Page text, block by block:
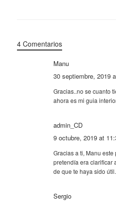
4 Comentarios
Manu
30 septiembre, 2019
Gracias..no se cuanto
ahora es mi guia
admin_CD
9 octubre, 2019 at
Gracias a ti, Manu
pretendía era clarificar
de que te haya sido
Sergio